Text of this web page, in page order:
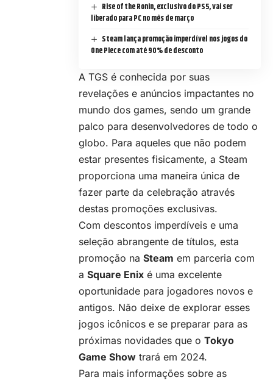
Rise of the Ronin, exclusivo do PS5, vai ser
liberado para PC no mês de março
Steam lança promoção imperdível nos jogos do
One Piece com até 90% de desconto
A TGS é conhecida por suas
revelações e anúncios impactantes no
mundo dos games, sendo um grande
palco para desenvolvedores de todo o
globo. Para aqueles que não podem
estar presentes fisicamente, a Steam
proporciona uma maneira única de
fazer parte da celebração através
destas promoções exclusivas.
Com descontos imperdíveis e uma
seleção abrangente de títulos, esta
promoção na Steam em parceria com
a Square Enix é uma excelente
oportunidade para jogadores novos e
antigos. Não deixe de explorar esses
jogos icônicos e se preparar para as
próximas novidades que o Tokyo
Game Show trará em 2024.
Para mais informações sobre as